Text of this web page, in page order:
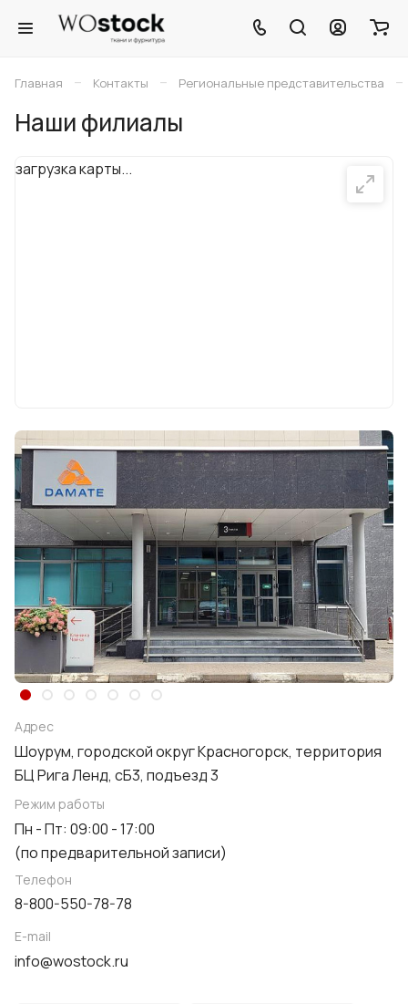
Главная – Контакты – Региональные представительства –
Наши филиалы
Адрес
Шоурум, городской округ Красногорск, территория
БЦ Рига Ленд, сБ3, подъезд 3
Режим работы
Пн - Пт: 09:00 - 17:00
(по предварительной записи)
Телефон
8-800-550-78-78
E-mail
info@wostock.ru
загрузка карты...